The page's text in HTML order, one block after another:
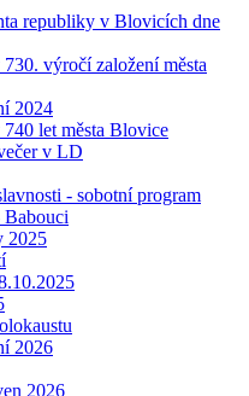
republiky v Blovicích dne
výročí založení města
2024
let města Blovice
v LD
- sobotní program
2025
2026
2026